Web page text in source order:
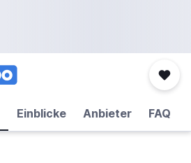
Einblicke Anbieter FAQ